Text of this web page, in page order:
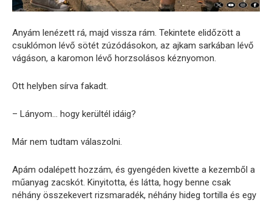
Anyám lenézett rá, majd vissza rám. Tekintete elidőzött a
csuklómon lévő sötét zúzódásokon, az ajkam sarkában lévő
vágáson, a karomon lévő horzsolásos kéznyomon.
Ott helyben sírva fakadt.
– Lányom… hogy kerültél idáig?
Már nem tudtam válaszolni.
Apám odalépett hozzám, és gyengéden kivette a kezemből a
műanyag zacskót. Kinyitotta, és látta, hogy benne csak
néhány összekevert rizsmaradék, néhány hideg tortilla és egy